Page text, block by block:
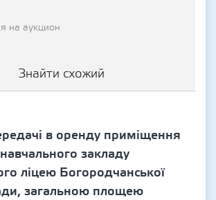
на аукцион
Знайти схожий
в оренду приміщення
закладу
ліцею Богородчанської
загальною площею